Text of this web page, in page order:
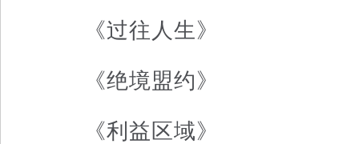
《过往人生》
《绝境盟约》
《利益区域》